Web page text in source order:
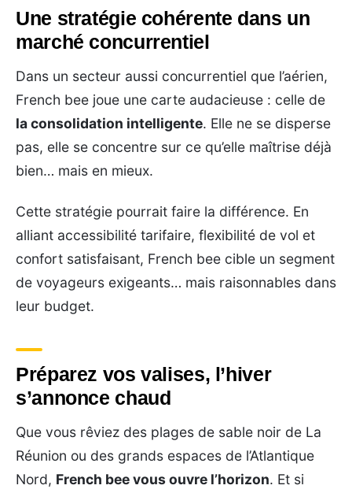
Une stratégie cohérente dans un
marché concurrentiel
Dans un secteur aussi concurrentiel que l’aérien,
French bee joue une carte audacieuse : celle de
la consolidation intelligente. Elle ne se disperse
pas, elle se concentre sur ce qu’elle maîtrise déjà
bien… mais en mieux.
Cette stratégie pourrait faire la différence. En
alliant accessibilité tarifaire, flexibilité de vol et
confort satisfaisant, French bee cible un segment
de voyageurs exigeants… mais raisonnables dans
leur budget.
Préparez vos valises, l’hiver
s’annonce chaud
Que vous rêviez des plages de sable noir de La
Réunion ou des grands espaces de l’Atlantique
Nord, French bee vous ouvre l’horizon. Et si